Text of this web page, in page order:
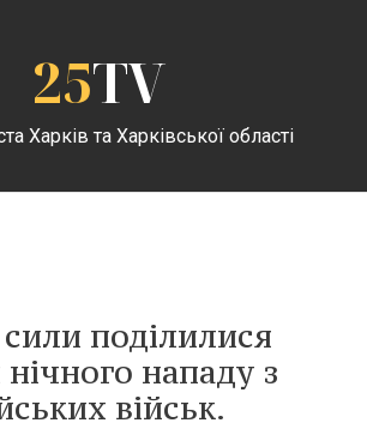
25TV
Харків та Харківської області
сили поділилися
нападу з
військ.